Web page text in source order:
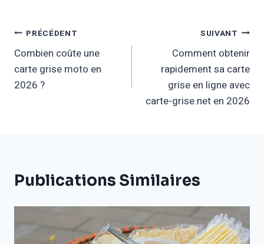
Navigation
De
L’article
PRÉCÉDENT
Combien coûte une
carte grise moto en
2026 ?
SUIVANT
Comment obtenir
rapidement sa carte
grise en ligne avec
carte-grise.net en 2026
Publications Similaires